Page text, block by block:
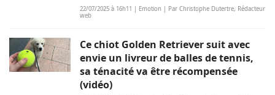
22/07/2025 à 16h11 | Emotion | Par Christophe Dutertre, Rédacteur
web
Ce chiot Golden Retriever suit avec
envie un livreur de balles de tennis,
sa ténacité va être récompensée
(vidéo)